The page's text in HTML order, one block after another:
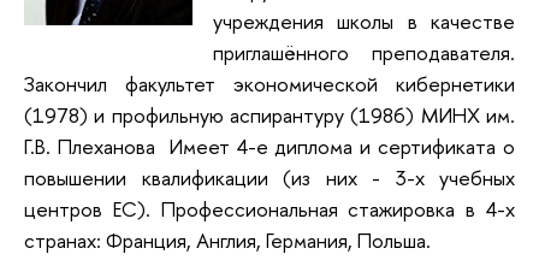
учреждения школы в качестве
приглашённого преподавателя.
Закончил факультет экономической кибернетики
(1978) и профильную аспирантуру (1986) МИНХ им.
Г.В. Плеханова Имеет 4-е диплома и сертификата о
повышении квалификации (из них - 3-х учебных
центров ЕС). Профессиональная стажировка в 4-х
странах: Франция, Англия, Германия, Польша.